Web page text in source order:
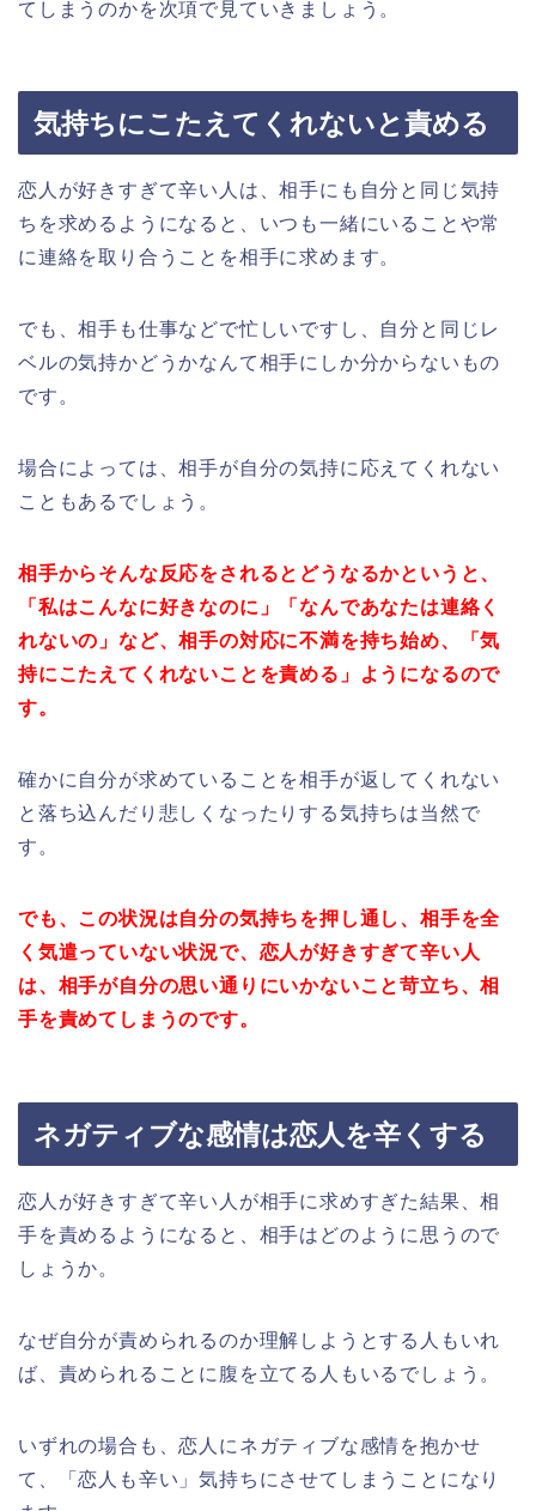
てしまうのかを次項で見ていきましょう。
気持ちにこたえてくれないと責める
恋人が好きすぎて辛い人は、相手にも自分と同じ気持
ちを求めるようになると、いつも一緒にいることや常
に連絡を取り合うことを相手に求めます。
でも、相手も仕事などで忙しいですし、自分と同じレ
ベルの気持かどうかなんて相手にしか分からないもの
です。
場合によっては、相手が自分の気持に応えてくれない
こともあるでしょう。
相手からそんな反応をされるとどうなるかというと、
「私はこんなに好きなのに」「なんであなたは連絡く
れないの」など、相手の対応に不満を持ち始め、「気
持にこたえてくれないことを責める」ようになるので
す。
確かに自分が求めていることを相手が返してくれない
と落ち込んだり悲しくなったりする気持ちは当然で
す。
でも、この状況は自分の気持ちを押し通し、相手を全
く気遣っていない状況で、恋人が好きすぎて辛い人
は、相手が自分の思い通りにいかないこと苛立ち、相
手を責めてしまうのです。
ネガティブな感情は恋人を辛くする
恋人が好きすぎて辛い人が相手に求めすぎた結果、相
手を責めるようになると、相手はどのように思うので
しょうか。
なぜ自分が責められるのか理解しようとする人もいれ
ば、責められることに腹を立てる人もいるでしょう。
いずれの場合も、恋人にネガティブな感情を抱かせ
て、「恋人も辛い」気持ちにさせてしまうことになり